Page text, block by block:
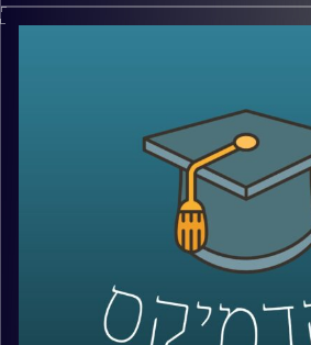
שקיפות היא ערך עליון
הם רגולציה וחינוך.
וחברות לעשות בנדון, ומה
קרן פנסיה לעשות כדי
ואת מעמדן של
?